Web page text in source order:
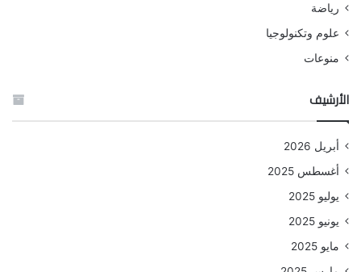
رياضة
علوم وتكنولوجيا
منوعات
الأرشيف
أبريل 2026
أغسطس 2025
يوليو 2025
يونيو 2025
مايو 2025